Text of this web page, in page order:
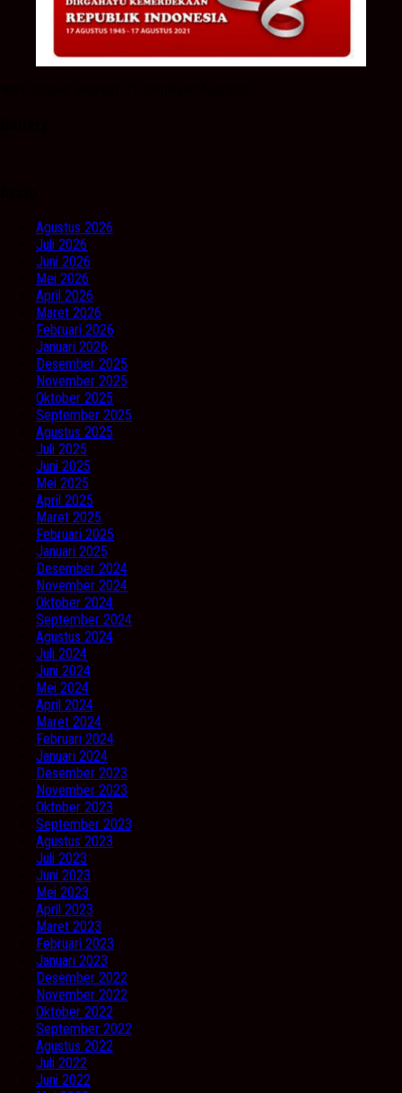
Agustus 2026
Juli 2026
Juni 2026
Mei 2026
April 2026
Maret 2026
Februari 2026
Januari 2026
Desember 2025
November 2025
Oktober 2025
September 2025
Agustus 2025
Juli 2025
Juni 2025
Mei 2025
April 2025
Maret 2025
Februari 2025
Januari 2025
Desember 2024
November 2024
Oktober 2024
September 2024
Agustus 2024
Juli 2024
Juni 2024
Mei 2024
April 2024
Maret 2024
Februari 2024
Januari 2024
Desember 2023
November 2023
Oktober 2023
September 2023
Agustus 2023
Juli 2023
Juni 2023
Mei 2023
April 2023
Maret 2023
Februari 2023
Januari 2023
Desember 2022
November 2022
Oktober 2022
September 2022
Agustus 2022
Juli 2022
Juni 2022